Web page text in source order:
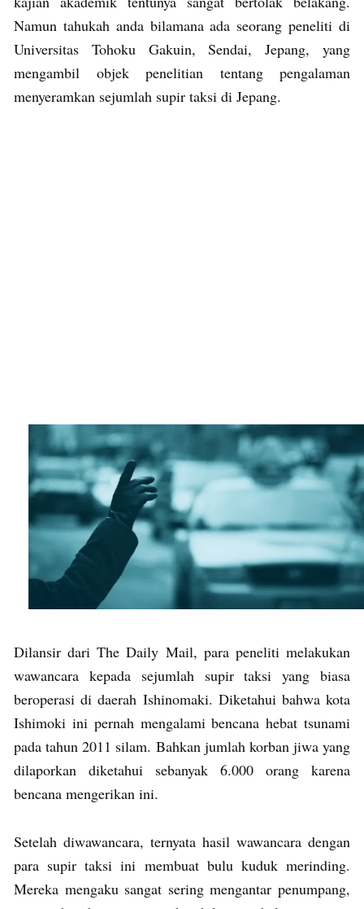
Namun tahukah anda bilamana ada seorang peneliti di
Universitas Tohoku Gakuin, Sendai, Jepang, yang
mengambil objek penelitian tentang pengalaman
menyeramkan sejumlah supir taksi di Jepang.
Dilansir dari The Daily Mail, para peneliti melakukan
wawancara kepada sejumlah supir taksi yang biasa
beroperasi di daerah Ishinomaki. Diketahui bahwa kota
Ishimoki ini pernah mengalami bencana hebat tsunami
pada tahun 2011 silam. Bahkan jumlah korban jiwa yang
dilaporkan diketahui sebanyak 6.000 orang karena
bencana mengerikan ini.
Setelah diwawancara, ternyata hasil wawancara dengan
para supir taksi ini membuat bulu kuduk merinding.
Mereka mengaku sangat sering mengantar penumpang,